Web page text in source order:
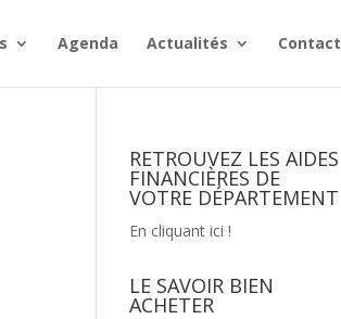
Agenda Actualités Contact
RETROUVEZ LES AIDES
FINANCIÈRES DE
VOTRE DÉPARTEMENT
En cliquant ici !
LE SAVOIR BIEN
ACHETER